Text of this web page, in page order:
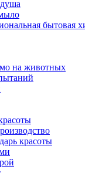
бытовая
на животных
красоты